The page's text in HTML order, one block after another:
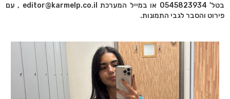
בטל' 0545823934 או במייל המערכת editor@karmelp.co.il , עם
פירוט והסבר לגבי התמונות.